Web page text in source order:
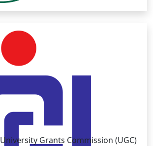
University Grants Commission (UGC)